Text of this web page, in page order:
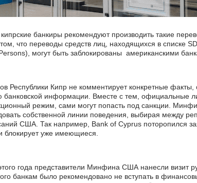
банкиры рекомендуют производить такие
что переводы средств лиц, находящихся в списке
могут быть заблокированы американскими
Республики Кипр не комментирует конкретные факты,
банковской информации. Вместе с тем, официальные
режим, сами могут попасть под санкции.
собственной линии поведения, выбирая между
США. Так например, Bank of Cyprus поторопился
блокирует уже имеющиеся.
года представители Минфина США нанесли визит
банкам было рекомендовано не вступать в
Счет в казахстанском банке на
иностранную компанию
ЗАКАЗАТЬ